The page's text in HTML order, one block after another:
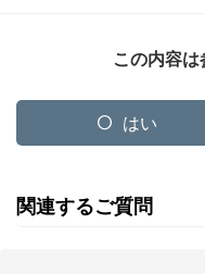
この内容は
はい
関連するご質問